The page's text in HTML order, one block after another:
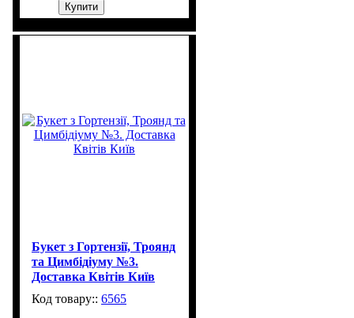
Купити
Букет з Гортензії, Троянд
та Цимбідіуму №3.
Доставка Квітів Київ
6565